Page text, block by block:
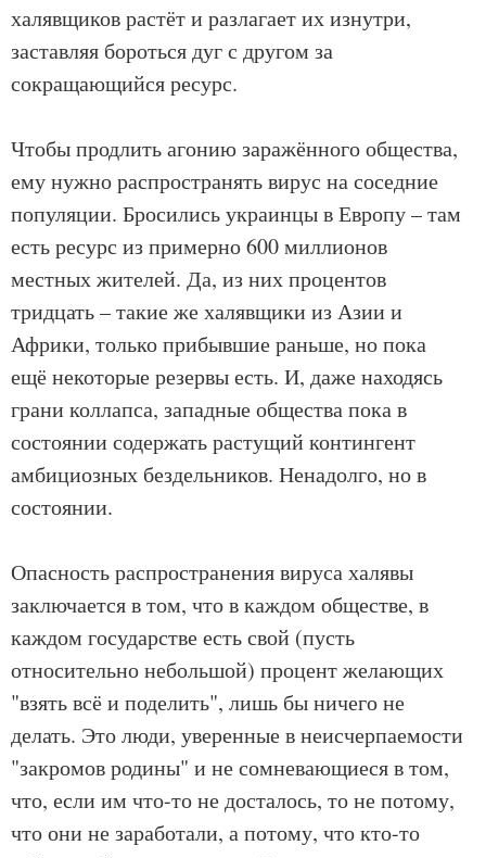
халявщиков растёт и разлагает их изнутри,
заставляя бороться дуг с другом за
сокращающийся ресурс.
Чтобы продлить агонию заражённого общества,
ему нужно распространять вирус на соседние
популяции. Бросились украинцы в Европу – там
есть ресурс из примерно 600 миллионов
местных жителей. Да, из них процентов
тридцать – такие же халявщики из Азии и
Африки, только прибывшие раньше, но пока
ещё некоторые резервы есть. И, даже находясь
грани коллапса, западные общества пока в
состоянии содержать растущий контингент
амбициозных бездельников. Ненадолго, но в
состоянии.
Опасность распространения вируса халявы
заключается в том, что в каждом обществе, в
каждом государстве есть свой (пусть
относительно небольшой) процент желающих
"взять всё и поделить", лишь бы ничего не
делать. Это люди, уверенные в неисчерпаемости
"закромов родины" и не сомневающиеся в том,
что, если им что-то не досталось, то не потому,
что они не заработали, а потому, что кто-то